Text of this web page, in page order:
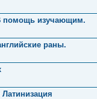
помощь изучающим.
раны.